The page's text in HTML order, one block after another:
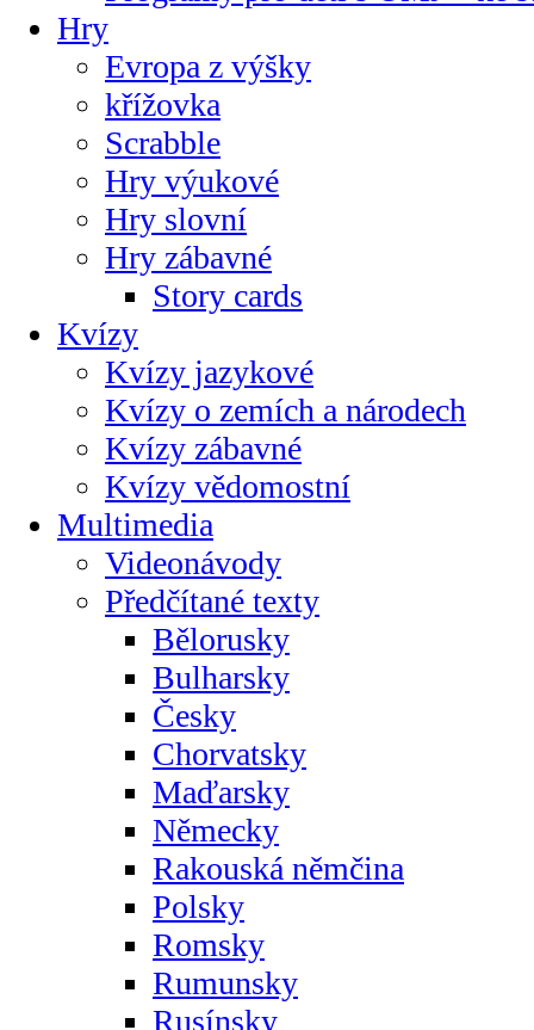
Hry
Evropa z výšky
křížovka
Scrabble
Hry výukové
Hry slovní
Hry zábavné
Story cards
Kvízy
Kvízy jazykové
Kvízy o zemích a národech
Kvízy zábavné
Kvízy vědomostní
Multimedia
Videonávody
Předčítané texty
Bělorusky
Bulharsky
Česky
Chorvatsky
Maďarsky
Německy
Rakouská němčina
Polsky
Romsky
Rumunsky
Rusínsky